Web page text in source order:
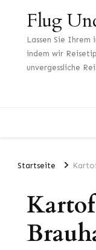
Flug
Lassen Sie Ihrem
indem wir
unvergessliche
Startseite